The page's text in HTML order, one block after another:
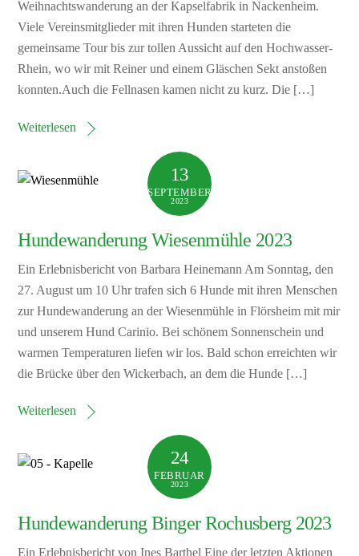
Weihnachtswanderung an der Kapselfabrik in Nackenheim.
Viele Vereinsmitglieder mit ihren Hunden starteten die
gemeinsame Tour bis zur tollen Aussicht auf den Hochwasser-
Rhein, wo wir mit Reiner und einem Gläschen Sekt anstoßen
konnten.Auch die Fellnasen kamen nicht zu kurz. Die […]
Weiterlesen
13
SEPTEMBER
2023
Hundewanderung Wiesenmühle 2023
Ein Erlebnisbericht von Barbara Heinemann Am Sonntag, den
27. August um 10 Uhr trafen sich 6 Hunde mit ihren Menschen
zur Hundewanderung an der Wiesenmühle in Flörsheim mit mir
und unserem Hund Carinio. Bei schönem Sonnenschein und
warmen Temperaturen liefen wir los. Bald schon erreichten wir
die Brücke über den Wickerbach, an dem die Hunde […]
Weiterlesen
24
FEBRUAR
2023
Hundewanderung Binger Rochusberg 2023
Ein Erlebnisbericht von Ines Barthel Eine der letzten Aktionen